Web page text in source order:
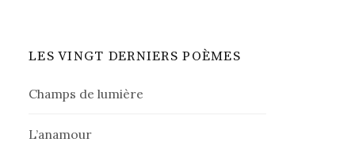
LES VINGT DERNIERS POÈMES
Champs de lumière
L’anamour